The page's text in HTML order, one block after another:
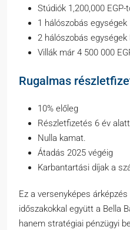
Stúdiók 1,200,000 EGP-
1 hálószobás egységek
2 hálószobás egységek
Villák már 4 500 000
Rugalmas
10% előleg
Részletfizetés 6 év alatt
Nulla kamat.
Átadás 2025 végéig
Karbantartási díjak a
Ez a versenyképes
időszakokkal együtt a Bella
hanem stratégiai pénzügyi